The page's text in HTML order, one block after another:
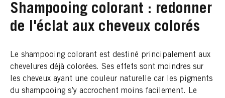
Shampooing colorant : redonner
de l'éclat aux cheveux colorés
Le shampooing colorant est destiné principalement aux
chevelures déjà colorées. Ses effets sont moindres sur
les cheveux ayant une couleur naturelle car les pigments
du shampooing s’y accrochent moins facilement. Le